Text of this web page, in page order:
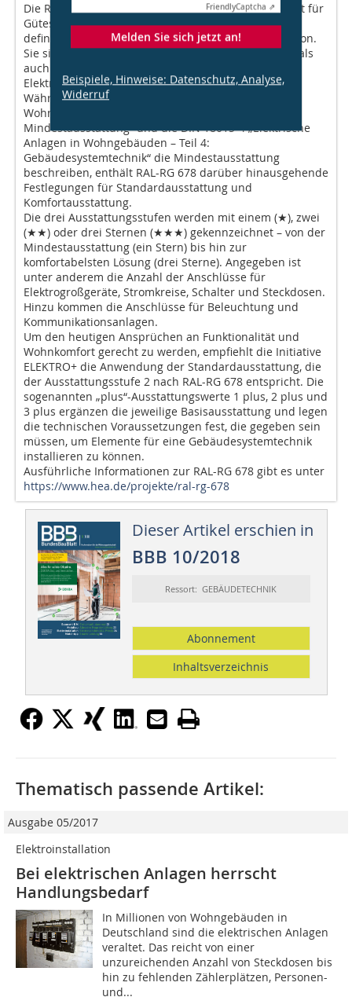
Die Richtlinie RAL-RG 678, die vom Deutschen Institut für
Gütesicherung und Kennzeichnung vergeben wird,
definiert Ausstattungsstandards der Elektroinstallation.
Sie sind sowohl für die Planung von neuen Anlagen als
auch für die Modernisierung von bestehenden
Elektroinstallationen anwendbar.
Während DIN 18015-2 „Elektrische Anlagen in
Wohngebäuden – Teil 2: Art und Umfang der
Mindestausstattung“ und die DIN 18015-4 „Elektrische
Anlagen in Wohngebäuden – Teil 4:
Gebäudesystemtechnik“ die Mindestausstattung
beschreiben, enthält RAL-RG 678 darüber hinausgehende
Festlegungen für Standardausstattung und
Komfortausstattung.
Die drei Ausstattungsstufen werden mit einem (★), zwei
(★★) oder drei Sternen (★★★) gekennzeichnet – von der
Mindestausstattung (ein Stern) bis hin zur
komfortabelsten Lösung (drei Sterne). Angegeben ist
unter anderem die Anzahl der Anschlüsse für
Elektrogroßgeräte, Stromkreise, Schalter und Steckdosen.
Hinzu kommen die Anschlüsse für Beleuchtung und
Kommunikationsanlagen.
Um den heutigen Ansprüchen an Funktionalität und
Wohnkomfort gerecht zu werden, empfiehlt die Initiative
ELEKTRO+ die Anwendung der Standardausstattung, die
der Ausstattungsstufe 2 nach RAL-RG 678 entspricht. Die
sogenannten „plus“-Ausstattungswerte 1 plus, 2 plus und
3 plus ergänzen die jeweilige Basisausstattung und legen
die technischen Voraussetzungen fest, die gegeben sein
müssen, um Elemente für eine Gebäudesystemtechnik
installieren zu können.
Ausführliche Informationen zur RAL-RG 678 gibt es unter
https://www.hea.de/projekte/ral-rg-678
Dieser Artikel erschien in
BBB 10/2018
Ressort: GEBÄUDETECHNIK
Abonnement
Inhaltsverzeichnis
FriendlyCaptcha ⇗
Melden Sie sich jetzt an!
Beispiele, Hinweise: Datenschutz, Analyse,
Widerruf
Thematisch passende Artikel:
Ausgabe 05/2017
Elektroinstallation
Bei elektrischen Anlagen herrscht
Handlungsbedarf
In Millionen von Wohngebäuden in
Deutschland sind die elektrischen Anlagen
veraltet. Das reicht von einer
unzureichenden Anzahl von Steckdosen bis
hin zu fehlenden Zählerplätzen, Personen-
und...